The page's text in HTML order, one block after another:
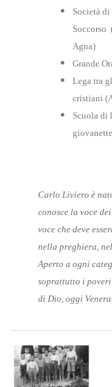
Società
Soccorso
Agna)
Grande
Lega tra
cristiani
Scuola di
Carlo Liviero è
conosce la voce
voce che deve
nella preghiera,
Aperto a ogni
soprattutto i
di Dio, oggi